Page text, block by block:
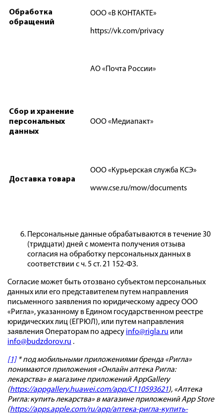
Обработка
обращений
ООО «В КОНТАКТЕ»
https://vk.com/privacy
АО «Почта России»
Сбор и хранение
персональных
данных
ООО «Медиапакт»
Доставка товара
ООО «Курьерская служба КСЭ»
www.cse.ru/mow/documents
Персональные данные обрабатываются в течение 30
(тридцати) дней с момента получения отзыва
согласия на обработку персональных данных в
соответствии с ч. 5 ст. 21 152-ФЗ.
Согласие может быть отозвано субъектом персональных
данных или его представителем путем направления
письменного заявления по юридическому адресу ООО
«Ригла», указанному в Едином государственном реестре
юридических лиц (ЕГРЮЛ), или путем направления
заявления Операторам по адресу info@rigla.ru или
info@budzdorov.ru .
[1]* под мобильными приложениями бренда «Ригла»
понимаются приложения «Онлайн аптека Ригла:
лекарства» в магазине приложений AppGallery
(https://appgallery.huawei.com/app/C110593621), «Аптека
Ригла: купить лекарства» в магазине приложений App Store
(https://apps.apple.com/ru/app/аптека-ригла-купить-